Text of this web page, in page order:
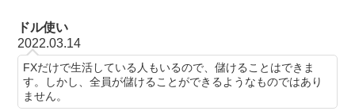
ドル使い
2022.03.14
FXだけで生活している人もいるので、儲けることはできま
す。しかし、全員が儲けることができるようなものではあり
ません。